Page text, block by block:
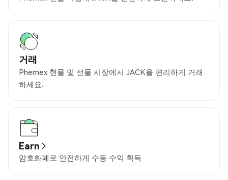
거래
Phemex 현물 및 선물 시장에서 JACK을 편리하게 거래
하세요.
Earn
암호화폐로 안전하게 수동 수익 획득